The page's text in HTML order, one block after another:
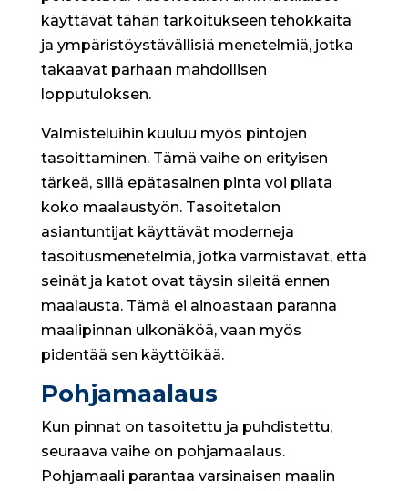
käyttävät tähän tarkoitukseen tehokkaita
ja ympäristöystävällisiä menetelmiä, jotka
takaavat parhaan mahdollisen
lopputuloksen.
Valmisteluihin kuuluu myös pintojen
tasoittaminen. Tämä vaihe on erityisen
tärkeä, sillä epätasainen pinta voi pilata
koko maalaustyön. Tasoitetalon
asiantuntijat käyttävät moderneja
tasoitusmenetelmiä, jotka varmistavat, että
seinät ja katot ovat täysin sileitä ennen
maalausta. Tämä ei ainoastaan paranna
maalipinnan ulkonäköä, vaan myös
pidentää sen käyttöikää.
Pohjamaalaus
Kun pinnat on tasoitettu ja puhdistettu,
seuraava vaihe on pohjamaalaus.
Pohjamaali parantaa varsinaisen maalin